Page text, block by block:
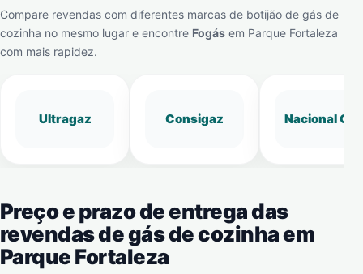
Compare revendas com diferentes marcas de botijão de gás de
cozinha no mesmo lugar e encontre Fogás em Parque Fortaleza
com mais rapidez.
Ultragaz Consigaz Nacional Gás
Preço e prazo de entrega das
revendas de gás de cozinha em
Parque Fortaleza